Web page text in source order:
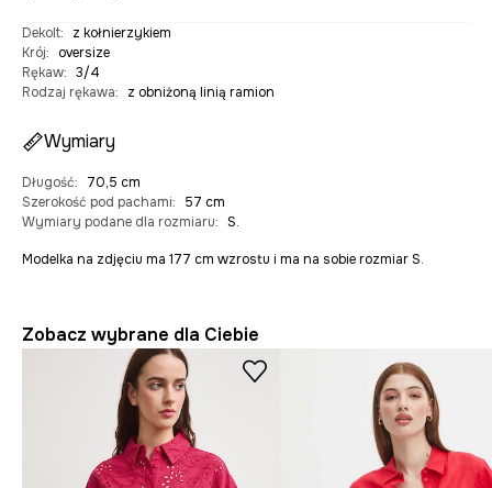
Dekolt:
z kołnierzykiem
Krój:
oversize
Rękaw: 3/4
Rodzaj rękawa: z obniżoną linią ramion
Wymiary
Długość:
70,5 cm
Szerokość pod pachami:
57 cm
Wymiary podane dla rozmiaru: S.
Modelka na zdjęciu ma 177 cm wzrostu i ma na sobie rozmiar S.
Zobacz wybrane dla Ciebie